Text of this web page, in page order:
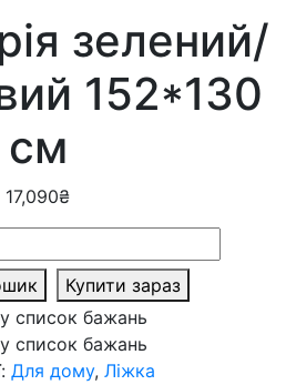
зелений/
152*130
см
17,090₴
Купити зараз
список бажань
список бажань
Для дому, Ліжка